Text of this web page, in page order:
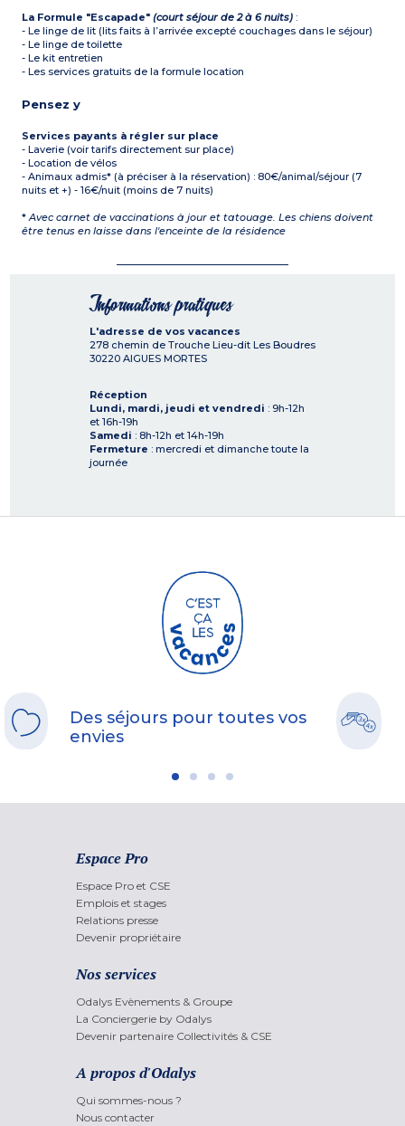
La Formule "Escapade"(court séjour de 2 à 6 nuits) :
- Le linge de lit (lits faits à l’arrivée excepté couchages dans le séjour)
- Le linge de toilette
- Le kit entretien
- Les services gratuits de la formule location
Pensez y
Services payants à régler sur place
- Laverie (voir tarifs directement sur place)
- Location de vélos
- Animaux admis* (à préciser à la réservation) : 80€/animal/séjour (7
nuits et +) - 16€/nuit (moins de 7 nuits)
*Avec carnet de vaccinations à jour et tatouage. Les chiens doivent
être tenus en laisse dans l'enceinte de la résidence
Informations pratiques
L'adresse de vos vacances
278 chemin de Trouche Lieu-dit Les Boudres
30220 AIGUES MORTES
Réception
Lundi, mardi, jeudi et vendredi : 9h-12h
et 16h-19h
Samedi : 8h-12h et 14h-19h
Fermeture : mercredi et dimanche toute la
journée
Des séjours pour toutes vos
envies
Espace Pro
Espace Pro et CSE
Emplois et stages
Relations presse
Devenir propriétaire
Nos services
Odalys Evènements & Groupe
La Conciergerie by Odalys
Devenir partenaire Collectivités & CSE
A propos d'Odalys
Qui sommes-nous ?
Nous contacter